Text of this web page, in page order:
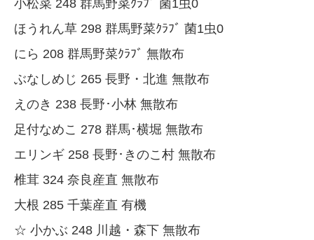
小松菜 248 群馬野菜ｸﾗﾌﾞ 菌1虫0
ほうれん草 298 群馬野菜ｸﾗﾌﾞ 菌1虫0
にら 208 群馬野菜ｸﾗﾌﾞ 無散布
ぶなしめじ 265 長野・北進 無散布
えのき 238 長野･小林 無散布
足付なめこ 278 群馬･横堀 無散布
エリンギ 258 長野･きのこ村 無散布
椎茸 324 奈良産直 無散布
大根 285 千葉産直 有機
☆ 小かぶ 248 川越・森下 無散布